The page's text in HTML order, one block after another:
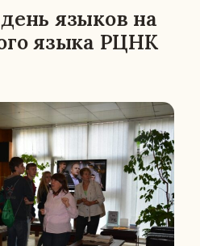
языков на
языка РЦНК